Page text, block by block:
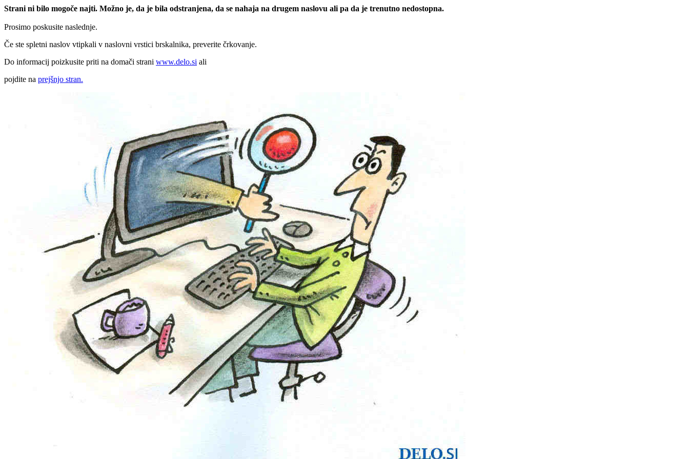
Strani ni bilo mogoče najti. Možno je, da je bila odstranjena, da se nahaja na drugem naslovu ali pa da je trenutno nedostopna.
Prosimo poskusite naslednje.
Če ste spletni naslov vtipkali v naslovni vrstici brskalnika, preverite črkovanje.
Do informacij poizkusite priti na domači strani www.delo.si ali
pojdite na prejšnjo stran.